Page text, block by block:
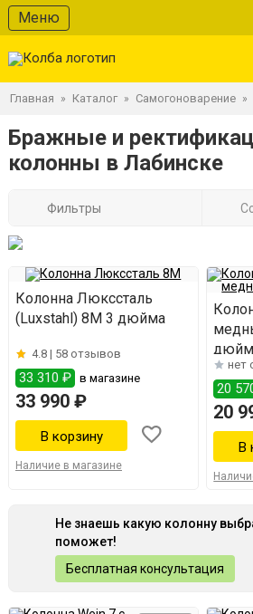
Меню
Главная » Каталог » Самогоноварение »
Бражные и
колонны в Лабинске
Фильтры
Колонна Люкссталь
(Luxstahl) 8М 3 дюйма
4.8 | 58 отзывов
33 310 ₽ в магазине
33 990 ₽
Наличие в магазине
нет
20
20
Не знаешь какую колонну
поможет!
Бесплатная консультация